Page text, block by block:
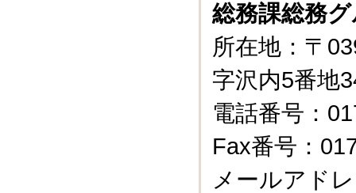
総務課総務
所在地：〒
字沢内5番
電話番号：
Fax番号：
メールアド